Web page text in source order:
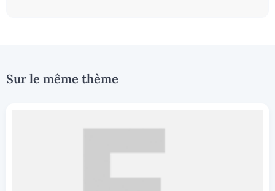
Sur le même thème